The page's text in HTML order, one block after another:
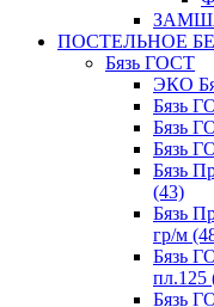
ПОСТЕЛЬНОЕ
Бязь ГОСТ
ЭКО
Бязь
Бязь
Бязь
Бязь
(43)
Бязь
гр/м
Бязь
пл.125
Бязь